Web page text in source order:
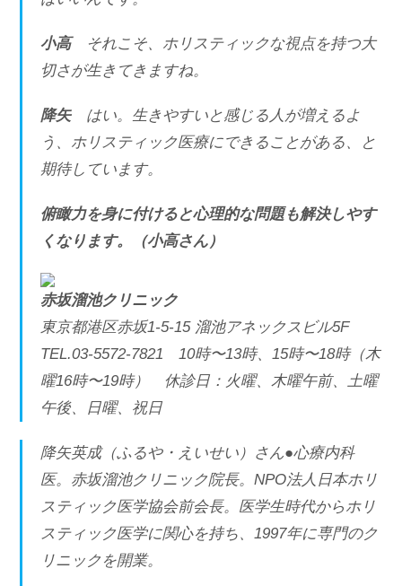
小高
それこそ、ホリスティックな視点を持つ大
切さが生きてきますね。
降矢 はい。生きやすいと感じる人が増えるよ
う、ホリスティック医療にできることがある、と
期待しています。
俯瞰力を身に付けると心理的な問題も解決しやす
くなります。（小高さん）
赤坂溜池クリニック
東京都港区赤坂1-5-15 溜池アネックスビル5F
TEL.03-5572-7821 10時〜13時、15時〜18時（木
曜16時〜19時） 休診日：火曜、木曜午前、土曜
午後、日曜、祝日
降矢英成（ふるや・えいせい）さん●心療内科
医。赤坂溜池クリニック院長。NPO法人日本ホリ
スティック医学協会前会長。医学生時代からホリ
スティック医学に関心を持ち、1997年に専門のク
リニックを開業。